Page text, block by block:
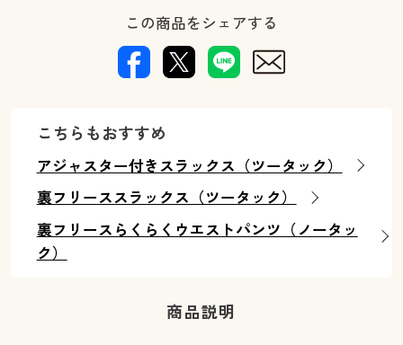
この商品をシェアする
こちらもおすすめ
アジャスター付きスラックス（ツータック）
裏フリーススラックス（ツータック）
裏フリースらくらくウエストパンツ（ノータッ
ク）
商品説明